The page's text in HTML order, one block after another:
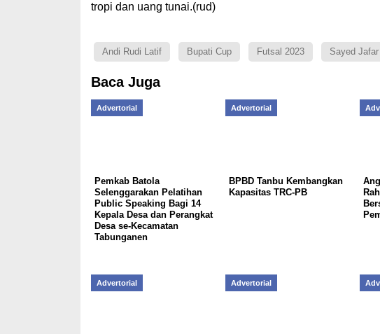
tropi dan uang tunai.(rud)
Andi Rudi Latif Bupati Cup Futsal 2023 Sayed Jafar
Baca Juga
Advertorial
Pemkab Batola
Selenggarakan Pelatihan
Public Speaking Bagi 14
Kepala Desa dan Perangkat
Desa se-Kecamatan
Tabunganen
Advertorial
BPBD Tanbu Kembangkan
Kapasitas TRC-PB
Advertorial Advertorial